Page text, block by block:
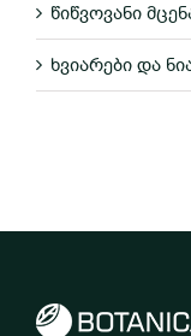
წიწვოვანი
ხვიარები და